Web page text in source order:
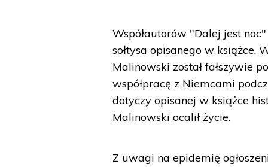
Współautorów "Dalej jest
sołtysa opisanego w książce.
Malinowski został fałszywie
współpracę z Niemcami
dotyczy opisanej w książce
Malinowski ocalił życie.
Z uwagi na epidemię